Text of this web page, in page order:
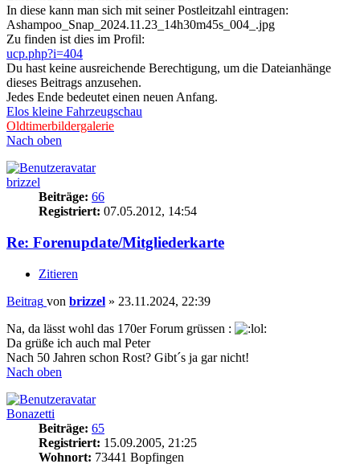
In diese kann man sich mit seiner Postleitzahl eintragen:
Ashampoo_Snap_2024.11.23_14h30m45s_004_.jpg
Zu finden ist dies im Profil:
ucp.php?i=404
Du hast keine ausreichende Berechtigung, um die Dateianhänge
dieses Beitrags anzusehen.
Jedes Ende bedeutet einen neuen Anfang.
Elos kleine Fahrzeugschau
Oldtimerbildergalerie
Nach oben
brizzel
Beiträge: 66
Registriert: 07.05.2012, 14:54
Re: Forenupdate/Mitgliederkarte
Zitieren
Beitrag von brizzel » 23.11.2024, 22:39
Na, da lässt wohl das 170er Forum grüssen :
Da grüße ich auch mal Peter
Nach 50 Jahren schon Rost? Gibt´s ja gar nicht!
Nach oben
Bonazetti
Beiträge: 65
Registriert: 15.09.2005, 21:25
Wohnort: 73441 Bopfingen